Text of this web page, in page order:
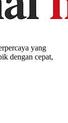
yang
dengan cepat,